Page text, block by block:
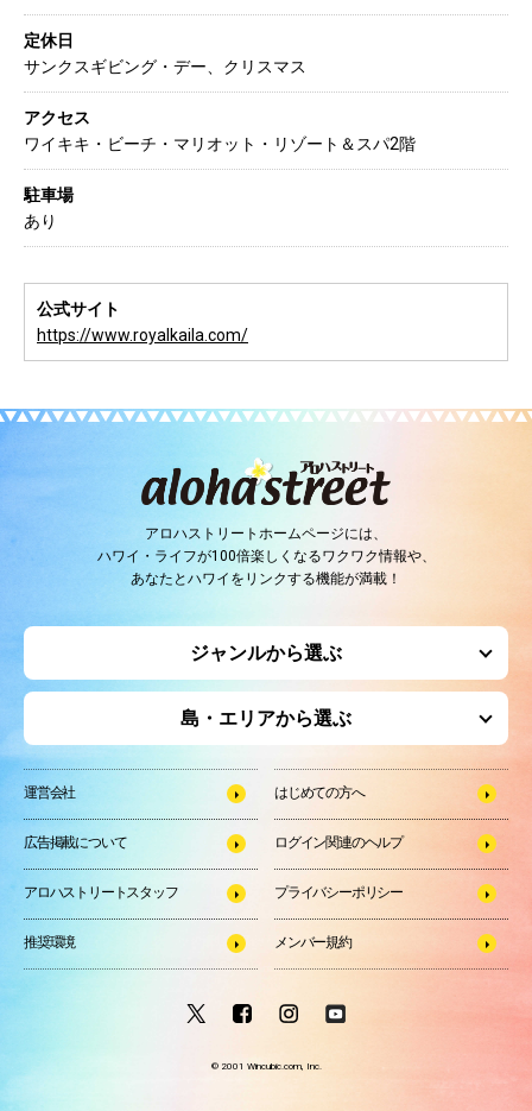
定休日
サンクスギビング・デー、クリスマス
アクセス
ワイキキ・ビーチ・マリオット・リゾート＆スパ2階
駐車場
あり
公式サイト
https://www.royalkaila.com/
アロハストリートホームページには、
ハワイ・ライフが100倍楽しくなるワクワク情報や、
あなたとハワイをリンクする機能が満載！
ジャンルから選ぶ
島・エリアから選ぶ
運営会社 はじめての方へ
広告掲載について ログイン関連のヘルプ
アロハストリートスタッフ プライバシーポリシー
推奨環境 メンバー規約
© 2001 Wincubic.com, Inc.